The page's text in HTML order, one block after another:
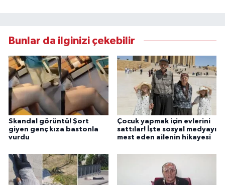
Bunlar da ilginizi çekebilir
Skandal görüntü! Şort
giyen genç kıza bastonla
vurdu
Çocuk yapmak için evlerini
sattılar! İşte sosyal medyayı
mest eden ailenin hikayesi